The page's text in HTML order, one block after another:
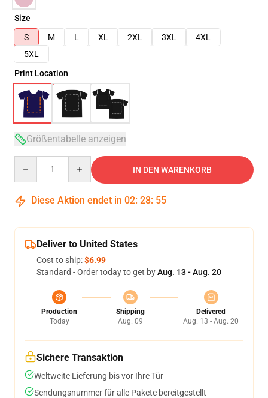
Size
S
M L XL 2XL 3XL
4XL
5XL
Print Location
Größentabelle anzeigen
IN DEN WARENKORB
Diese Aktion endet in 02: 28: 54
Deliver to United States
Cost to ship:$6.99
Standard - Order today to get byAug. 13 - Aug. 20
Production
Today
Shipping
Aug. 09
Delivered
Aug. 13 - Aug. 20
Sichere Transaktion
Weltweite Lieferung bis vor Ihre Tür
Sendungsnummer für alle Pakete bereitgestellt